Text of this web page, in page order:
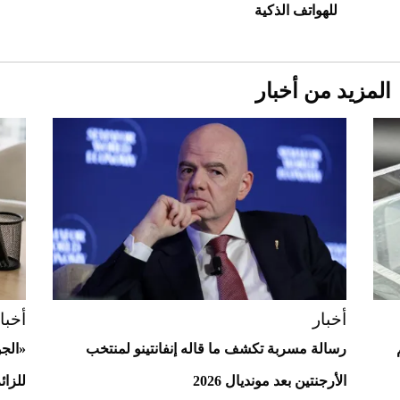
Aston Martin Valiant: على هوى الأبطال
للهواتف الذكية
المزيد من أخبار
أخبار
رسالة مسربة تكشف ما قاله إنفانتينو لمنتخب
الأرجنتين بعد مونديال 2026